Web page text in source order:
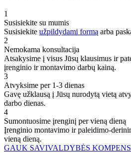
1
Susisiekite su mumis
Susisiekite užpildydami formą arba
2
Nemokama konsultacija
Atsakysime į visus Jūsų klausimus ir
įrenginio ir montavimo darbų kainą.
3
Atvyksime per 1-3 dienas
Gavę užklausą į Jūsų nurodytą vietą
darbo dienas.
4
Sumontuosime įrenginį per vieną dieną
Įrenginio montavimo ir paleidimo-
vieną dieną.
GAUK SAVIVALDYBĖS